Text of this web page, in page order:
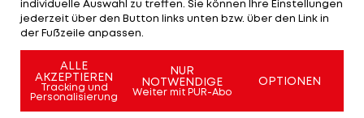
Querelen in der Führungsriege. Der aktuelle Ried-
Geschäftsführer Roland Daxl brachte sich als
neuer starker Mann in Position, im Februar 2017
trennte sich der Klub von Sportdirektor Stefan
Reiter. Und damit jenem Langzeitfunktionär, der
individuelle Auswahl zu treffen. Sie können Ihre Einstellungen
jederzeit über den Button links unten bzw. über den Link in
der Fußzeile anpassen.
ALLE
AKZEPTIEREN
Tracking und
Personalisierung
NUR
NOTWENDIGE
Weiter mit PUR-Abo
OPTIONEN